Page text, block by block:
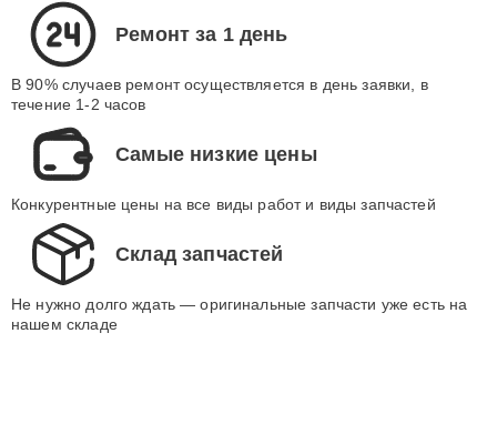
Ремонт за 1 день
В 90% случаев ремонт осуществляется в день заявки, в
течение 1-2 часов
Самые низкие цены
Конкурентные цены на все виды работ и виды запчастей
Склад запчастей
Не нужно долго ждать — оригинальные запчасти уже есть на
нашем складе